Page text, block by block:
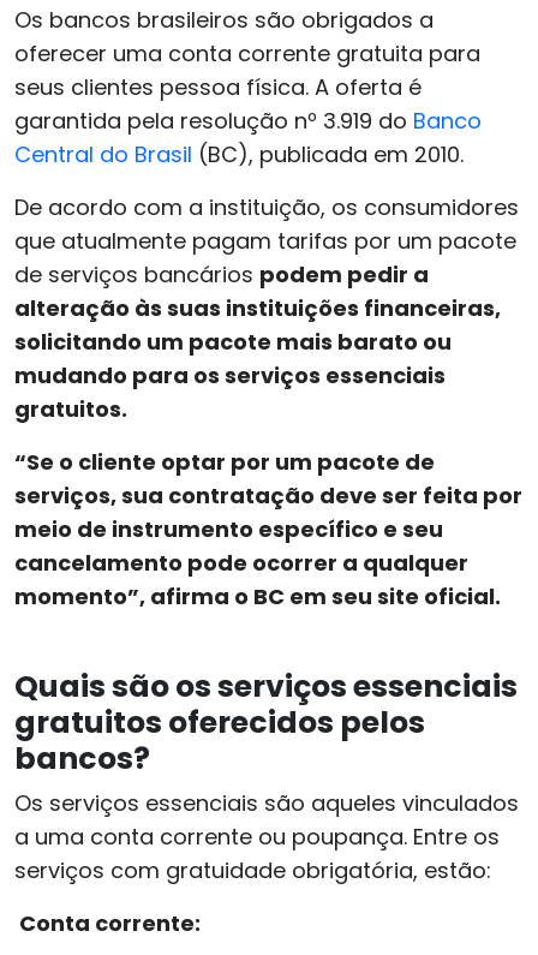
Os bancos brasileiros são obrigados a
oferecer uma conta corrente gratuita para
seus clientes pessoa física. A oferta é
garantida pela resolução nº 3.919 do Banco
Central do Brasil (BC), publicada em 2010.
De acordo com a instituição, os consumidores
que atualmente pagam tarifas por um pacote
de serviços bancários podem pedir a
alteração às suas instituições financeiras,
solicitando um pacote mais barato ou
mudando para os serviços essenciais
gratuitos.
“Se o cliente optar por um pacote de
serviços, sua contratação deve ser feita por
meio de instrumento específico e seu
cancelamento pode ocorrer a qualquer
momento”, afirma o BC em seu site oficial.
Quais são os serviços essenciais
gratuitos oferecidos pelos
bancos?
Os serviços essenciais são aqueles vinculados
a uma conta corrente ou poupança. Entre os
serviços com gratuidade obrigatória, estão:
Conta corrente: